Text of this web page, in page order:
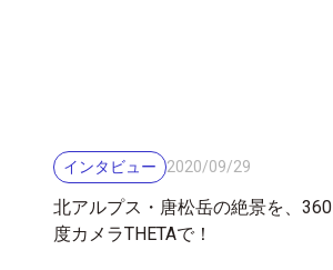
インタビュー 2020/09/29
北アルプス・唐松岳の絶景を、360
度カメラTHETAで！